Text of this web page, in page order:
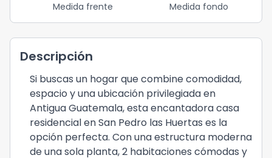
Medida frente Medida fondo
Descripción
Si buscas un hogar que combine comodidad,
espacio y una ubicación privilegiada en
Antigua Guatemala, esta encantadora casa
residencial en San Pedro las Huertas es la
opción perfecta. Con una estructura moderna
de una sola planta, 2 habitaciones cómodas y